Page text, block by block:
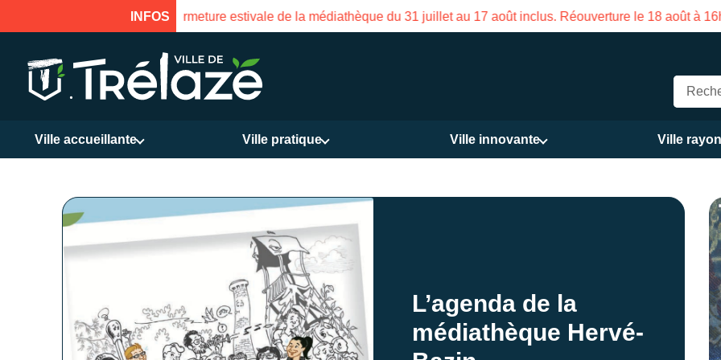
INFOS Fermeture estivale de la Maison des Services publics Vasco de Gama du 3 au 21 août
Ville accueillante Ville pratique Ville innovante Ville
L’agenda de la
médiathèque Hervé-